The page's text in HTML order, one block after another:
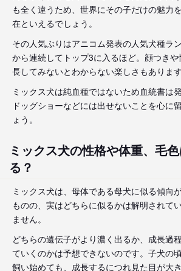
も全く違うため、世界にその子だけの魅力
在といえるでしょう。
その人気ぶりはアニコム発表の人気犬種ラ
から連続してトップ3に入るほど。顔つき
長してみないとわからない楽しさもあります
ミックス犬は純血種ではないため血統書は
ドッグショーなどには出せないことを心に
ょう。
ミックス犬の性格や体重、毛
る？
ミックス犬は、母体である母犬に似る傾向
ものの、実はどちらに似るかは解明されて
ません。
どちらの遺伝子がより濃く出るか、成長過
ていくのかは予想できないのです。子犬の
飼い始めても、成長するにつれ見た目が大